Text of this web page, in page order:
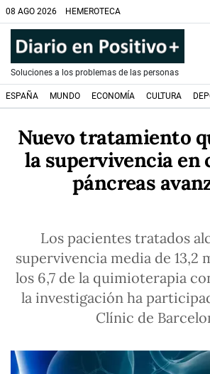
08 AGO 2026 HEMEROTECA
Soluciones a los problemas de las personas
ESPAÑA MUNDO ECONOMÍA CULTURA
Nuevo tratamiento
la supervivencia en
páncreas
Los pacientes tratados
supervivencia media de 13,2
los 6,7 de la quimioterapia
la investigación ha
Clínic de